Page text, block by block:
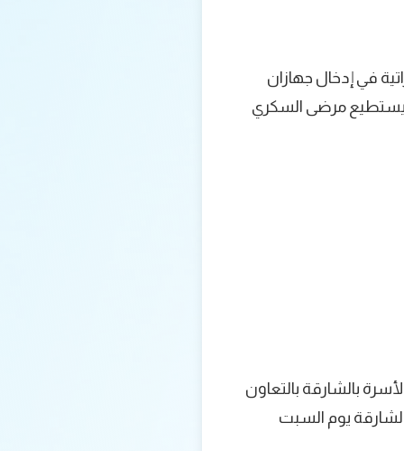
في إدخال جهازان
ويستطيع مرضى السكري
بالشارقة بالتعاون
بالشارقة يوم السبت